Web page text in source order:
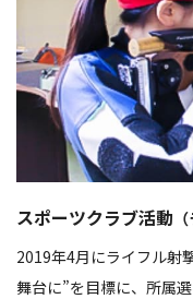
スポーツクラブ活動
2019年4月にライフル射
舞台に”を目標に、所属